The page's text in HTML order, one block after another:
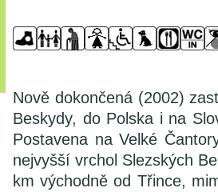
Nově dokončená (2002)
Beskydy, do Polska i na
Postavena na Velké
nejvyšší vrchol Slezských
km východně od Třince,